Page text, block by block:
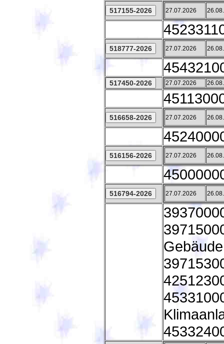
27.07.2026
27.07.2026
27.07.2026
27.07.2026
27.07.2026
27.07.2026